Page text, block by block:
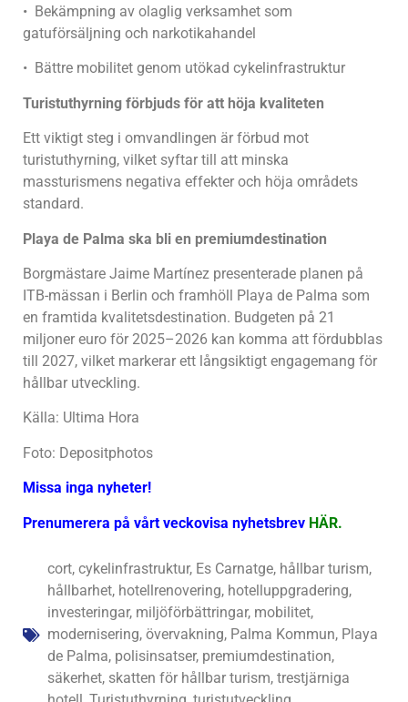
• Bekämpning av olaglig verksamhet som
gatuförsäljning och narkotikahandel
• Bättre mobilitet genom utökad cykelinfrastruktur
Turistuthyrning förbjuds för att höja kvaliteten
Ett viktigt steg i omvandlingen är förbud mot
turistuthyrning, vilket syftar till att minska
massturismens negativa effekter och höja områdets
standard.
Playa de Palma ska bli en premiumdestination
Borgmästare Jaime Martínez presenterade planen på
ITB-mässan i Berlin och framhöll Playa de Palma som
en framtida kvalitetsdestination. Budgeten på 21
miljoner euro för 2025–2026 kan komma att fördubblas
till 2027, vilket markerar ett långsiktigt engagemang för
hållbar utveckling.
Källa: Ultima Hora
Foto: Depositphotos
Missa inga nyheter!
Prenumerera på vårt veckovisa nyhetsbrev HÄR.
cort, cykelinfrastruktur, Es Carnatge, hållbar turism,
hållbarhet, hotellrenovering, hotelluppgradering,
investeringar, miljöförbättringar, mobilitet,
modernisering, övervakning, Palma Kommun, Playa
de Palma, polisinsatser, premiumdestination,
säkerhet, skatten för hållbar turism, trestjärniga